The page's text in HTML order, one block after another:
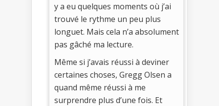
y a eu quelques moments où j’ai
trouvé le rythme un peu plus
longuet. Mais cela n’a absolument
pas gâché ma lecture.
Même si j’avais réussi à deviner
certaines choses, Gregg Olsen a
quand même réussi à me
surprendre plus d’une fois. Et